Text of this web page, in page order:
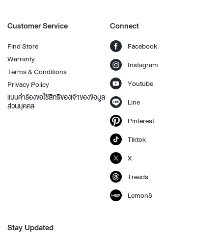
Customer Service
Find Store
Warranty
Terms & Conditions
Privacy Policy
แบบคำร้องขอใช้สิทธิของเจ้าของข้อมูล
ส่วนบุคคล
Connect
Facebook
Instagram
Youtube
Line
Pinterest
Tiktok
X
Treads
Lemon8
Stay Updated